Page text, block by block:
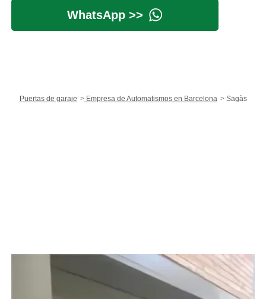
WhatsApp >>
Puertas de garaje Empresa de Automatismos en Barcelona Sagàs